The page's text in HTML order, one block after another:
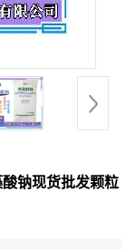
钠现货批发颗粒